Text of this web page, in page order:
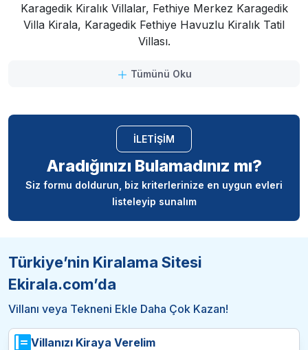
Karagedik Kiralık Villalar, Fethiye Merkez Karagedik
Villa Kirala, Karagedik Fethiye Havuzlu Kiralık Tatil
Villası.
Tümünü Oku
İLETİŞİM
Aradığınızı Bulamadınız mı?
Siz formu doldurun, biz kriterlerinize en uygun evleri
listeleyip sunalım
Türkiye’nin Kiralama Sitesi
Ekirala.com’da
Villanı veya Tekneni Ekle Daha Çok Kazan!
Villanızı Kiraya Verelim